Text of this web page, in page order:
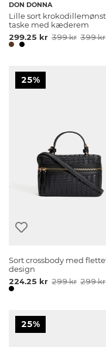
DON DONNA
Lille sort
taske med kæderem
299.25 kr 399 kr 399 kr
25%
Sort crossbody med
design
224.25 kr 299 kr 299 kr
25%